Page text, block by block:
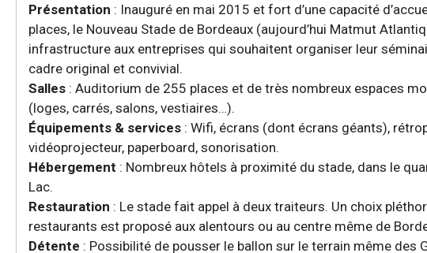
Présentation : Inauguré en mai 2015 et fort d’une capacité
places, le Nouveau Stade de Bordeaux (aujourd’hui Matmut
infrastructure aux entreprises qui souhaitent organiser leur
cadre original et convivial.
Salles : Auditorium de 255 places et de très nombreux espaces
(loges, carrés, salons, vestiaires…).
Équipements & services : Wifi, écrans (dont écrans géants),
vidéoprojecteur, paperboard, sonorisation.
Hébergement : Nombreux hôtels à proximité du stade, dans le
Lac.
Restauration : Le stade fait appel à deux traiteurs. Un choix
restaurants est proposé aux alentours ou au centre même de
Détente : Possibilité de pousser le ballon sur le terrain même des